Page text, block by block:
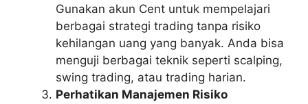
Gunakan akun Cent untuk mempelajari
berbagai strategi trading tanpa risiko
kehilangan uang yang banyak. Anda bisa
menguji berbagai teknik seperti scalping,
swing trading, atau trading harian.
Perhatikan Manajemen Risiko